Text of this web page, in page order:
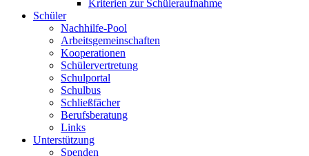
Kriterien zur Schüleraufnahme
Schüler
Nachhilfe-Pool
Arbeitsgemeinschaften
Kooperationen
Schülervertretung
Schulportal
Schulbus
Schließfächer
Berufsberatung
Links
Unterstützung
Spenden